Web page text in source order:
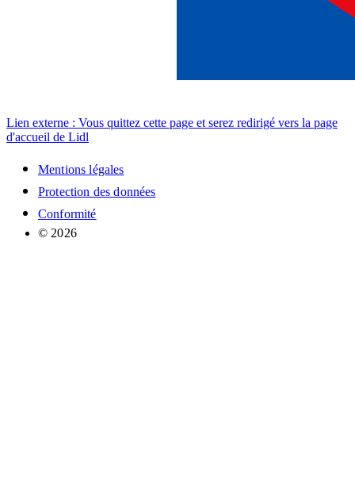
Lien externe : Vous quittez cette page et serez redirigé vers la page
d'accueil de Lidl
Mentions légales
Protection des données
Conformité
© 2026